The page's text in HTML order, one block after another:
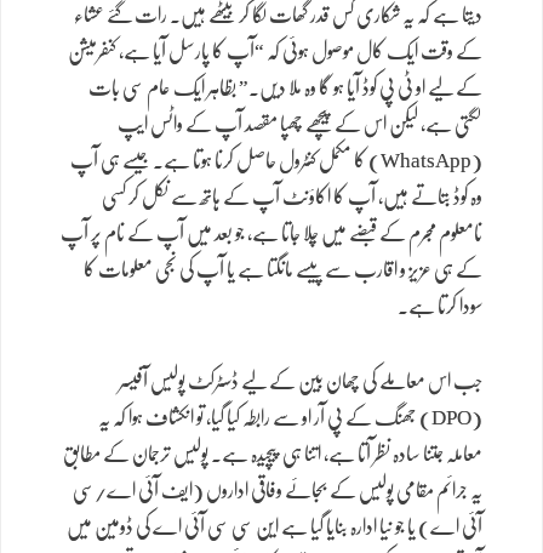
دیتا ہے کہ یہ شکاری کس قدر گھات لگا کر بیٹھے ہیں۔ رات گئے عشاء
کے وقت ایک کال موصول ہوئی کہ “آپ کا پارسل آیا ہے، کنفرمیشن
کے لیے او ٹی پی کوڈ آیا ہو گا وہ ملا دیں۔” بظاہر ایک عام سی بات
لگتی ہے، لیکن اس کے پیچھے چھپا مقصد آپ کے واٹس ایپ
(WhatsApp) کا مکمل کنٹرول حاصل کرنا ہوتا ہے۔ جیسے ہی آپ
وہ کوڈ بتاتے ہیں، آپ کا اکاؤنٹ آپ کے ہاتھ سے نکل کر کسی
نامعلوم مجرم کے قبضے میں چلا جاتا ہے، جو بعد میں آپ کے نام پر آپ
کے ہی عزیز و اقارب سے پیسے مانگتا ہے یا آپ کی نجی معلومات کا
سودا کرتا ہے۔
جب اس معاملے کی چھان بین کے لیے ڈسٹرکٹ پولیس آفیسر
(DPO) جھنگ کے پی آر او سے رابطہ کیا گیا، تو انکشاف ہوا کہ یہ
معاملہ جتنا سادہ نظر آتا ہے، اتنا ہی پیچیدہ ہے۔ پولیس ترجمان کے مطابق
یہ جرائم مقامی پولیس کے بجائے وفاقی اداروں (ایف آئی اے/سی
آئی اے) یا جو نیا ادارہ بنایا گیا ہے این سی سی آئی اے کی ڈومین میں